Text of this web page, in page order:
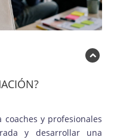
y profesionales
y desarrollar una